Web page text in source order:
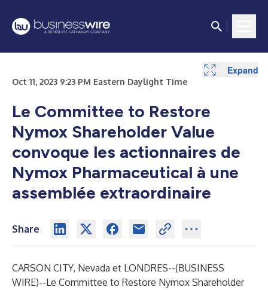
Oct 11, 2023 9:23 PM Eastern Daylight Time
Le Committee to Restore
Nymox Shareholder Value
convoque les actionnaires de
Nymox Pharmaceutical à une
assemblée extraordinaire
Share
CARSON CITY, Nevada et LONDRES--(BUSINESS
WIRE)--Le Committee to Restore Nymox Shareholder
Expand